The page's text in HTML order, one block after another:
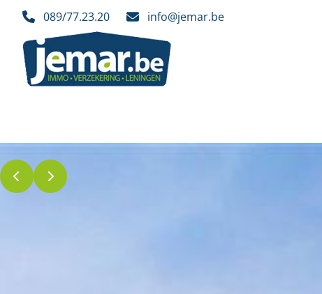
Ga naar hoofdinhoud
089/77.23.20 info@jemar.be